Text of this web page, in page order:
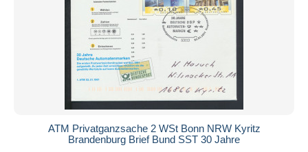
ATM Privatganzsache 2 WSt Bonn NRW Kyritz
Brandenburg Brief Bund SST 30 Jahre